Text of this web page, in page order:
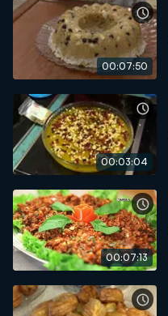
00:07:50
00:03:04
00:07:13